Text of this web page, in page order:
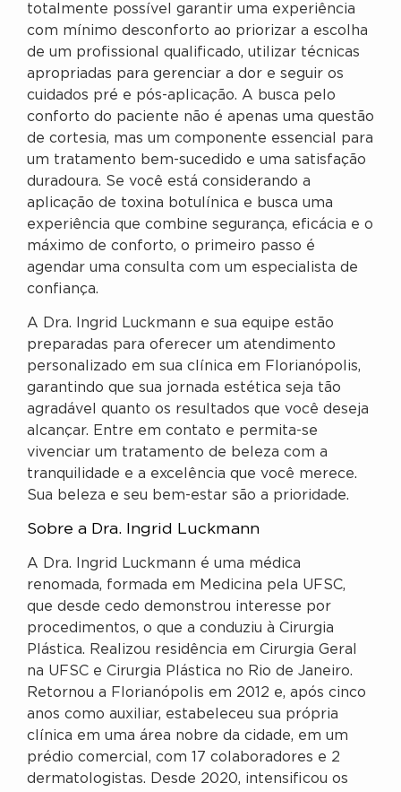
totalmente possível garantir uma experiência
com mínimo desconforto ao priorizar a escolha
de um profissional qualificado, utilizar técnicas
apropriadas para gerenciar a dor e seguir os
cuidados pré e pós-aplicação. A busca pelo
conforto do paciente não é apenas uma questão
de cortesia, mas um componente essencial para
um tratamento bem-sucedido e uma satisfação
duradoura. Se você está considerando a
aplicação de toxina botulínica e busca uma
experiência que combine segurança, eficácia e o
máximo de conforto, o primeiro passo é
agendar uma consulta com um especialista de
confiança.
A Dra. Ingrid Luckmann e sua equipe estão
preparadas para oferecer um atendimento
personalizado em sua clínica em Florianópolis,
garantindo que sua jornada estética seja tão
agradável quanto os resultados que você deseja
alcançar. Entre em contato e permita-se
vivenciar um tratamento de beleza com a
tranquilidade e a excelência que você merece.
Sua beleza e seu bem-estar são a prioridade.
Sobre a Dra. Ingrid Luckmann
A Dra. Ingrid Luckmann é uma médica
renomada, formada em Medicina pela UFSC,
que desde cedo demonstrou interesse por
procedimentos, o que a conduziu à Cirurgia
Plástica. Realizou residência em Cirurgia Geral
na UFSC e Cirurgia Plástica no Rio de Janeiro.
Retornou a Florianópolis em 2012 e, após cinco
anos como auxiliar, estabeleceu sua própria
clínica em uma área nobre da cidade, em um
prédio comercial, com 17 colaboradores e 2
dermatologistas. Desde 2020, intensificou os